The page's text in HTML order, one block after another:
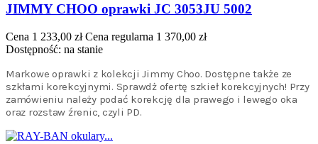
JIMMY CHOO oprawki JC 3053JU 5002
Cena 1 233,00 zł Cena regularna 1 370,00 zł
Dostępność: na stanie
Markowe oprawki z kolekcji Jimmy Choo. Dostępne także ze
szkłami korekcyjnymi. Sprawdż ofertę szkieł korekcyjnych! Przy
zamówieniu należy podać korekcję dla prawego i lewego oka
oraz rozstaw źrenic, czyli PD.